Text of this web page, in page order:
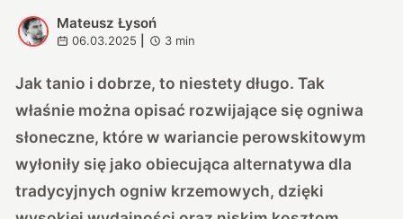
M
Mateusz Łysoń
06.03.2025 3 min
Jak tanio i dobrze, to niestety długo. Tak
właśnie można opisać rozwijające się ogniwa
słoneczne, które w wariancie perowskitowym
wyłoniły się jako obiecująca alternatywa dla
tradycyjnych ogniw krzemowych, dzięki